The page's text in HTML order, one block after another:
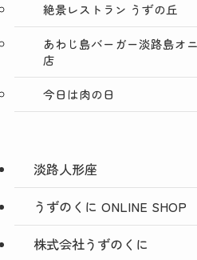
絶景レストラン うずの丘
あわじ島バーガー淡路島オ
店
今日は肉の日
淡路人形座
うずのくに ONLINE SHOP
株式会社うずのくに